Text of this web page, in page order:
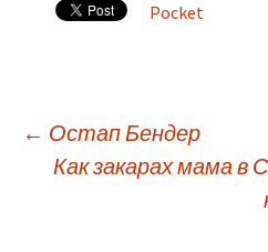
Pocket
Post
← Остап Бендер
Как закарах мама в